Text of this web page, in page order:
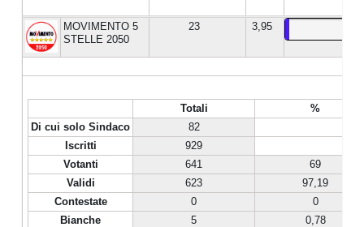
MOVIMENTO 5
STELLE 2050
23 3,95
Totali
%
Di cui solo Sindaco
82
Iscritti
929
Votanti
641
69
Validi
623
97,19
Contestate
0
0
Bianche
5
0,78